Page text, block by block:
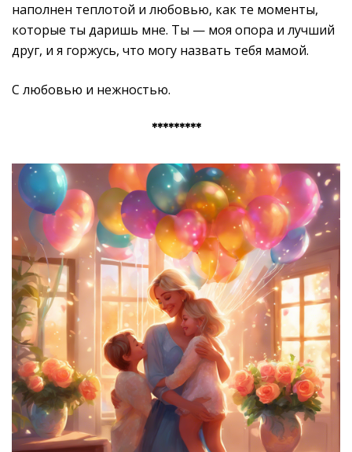
наполнен теплотой и любовью, как те моменты,
которые ты даришь мне. Ты — моя опора и лучший
друг, и я горжусь, что могу назвать тебя мамой.
С любовью и нежностью.
*********